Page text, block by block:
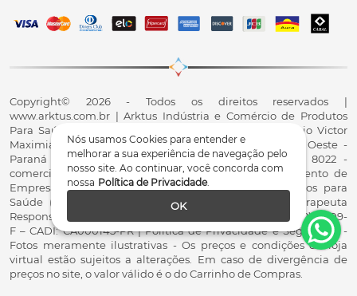
Nós usamos Cookies para entender e
melhorar a sua experiência de navegação pelo
nosso site. Ao continuar, você concorda com
nossa Política de Privacidade.
OK
Copyright© 2026 - Todos os direitos reservados |
www.arktus.com.br | Arktus Indústria e Comércio de Produtos
Para Saúde Ltda | CNPJ: 01.417.367/0001-78 | R. Antônio Victor
Maximiano, 107, Parque Industrial II, Santa Tereza do Oeste -
Paraná - CEP 85825-900 - Fale conosco: 0800 200 8022 -
comercial@arktus.com.br | Autorização de Funcionamento de
Empresa - AFE/ANVISA - Para Fabricação de Produtos para
Saúde (Correlatos): 8.02.844-5 (UX418X102741) - Fisioterapeuta
Responsável Técnico Dr. Alex Fernando Zani - Crefito8(PR): 8409-
F – CADI: CA000145-PR | Política de Privacidade e Segurança -
Fotos meramente ilustrativas - Os preços e condições da loja
virtual estão sujeitos a alterações. Em caso de divergência de
preços no site, o valor válido é o do Carrinho de Compras.